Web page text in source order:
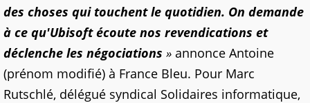
des choses qui touchent le quotidien. On demande
à ce qu'Ubisoft écoute nos revendications et
déclenche les négociations » annonce Antoine
(prénom modifié) à France Bleu. Pour Marc
Rutschlé, délégué syndical Solidaires informatique,